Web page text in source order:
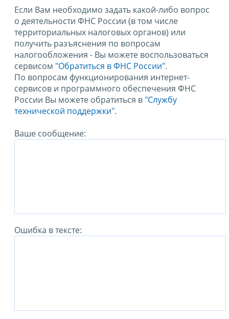
Если Вам необходимо задать какой-либо вопрос
о деятельности ФНС России (в том числе
территориальных налоговых органов) или
получить разъяснения по вопросам
налогообложения - Вы можете воспользоваться
сервисом "Обратиться в ФНС России".
По вопросам функционирования интернет-
сервисов и программного обеспечения ФНС
России Вы можете обратиться в "Службу
технической поддержки".
Ваше сообщение:
Ошибка в тексте: